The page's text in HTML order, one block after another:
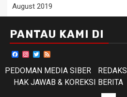
August 2019
PANTAU KAMI DI
Facebook
Instagram
Twitter
PEDOMAN MEDIA SIBER
REDAKSI
HAK JAWAB & KOREKSI BERITA